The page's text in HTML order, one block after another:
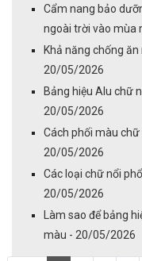
Cẩm nang bảo
ngoài trời vào mùa
Khả năng chống
20/05/2026
Bảng hiệu Alu chữ
20/05/2026
Cách phối màu
20/05/2026
Các loại chữ nổi
20/05/2026
Làm sao để bảng
màu - 20/05/2026